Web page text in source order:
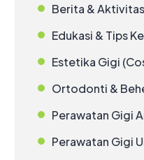
Berita &
Edukasi & Tips
Estetika Gigi
Ortodonti &
Perawatan Gigi
Perawatan Gigi